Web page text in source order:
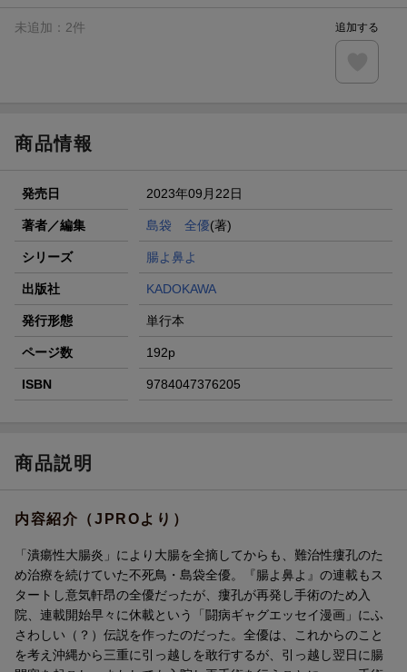
楽天モバイル紹介キャンペーンの拡散で300円OFFクーポン
条件達成で楽天限定・宝塚歌劇 宙組貸切公演ペアチケット
未追加： 2件 追加する
商品情報
発売日 2023年09月22日
著者／編集 島袋 全優(著)
シリーズ 腸よ鼻よ
出版社 KADOKAWA
発行形態 単行本
ページ数 192p
ISBN 9784047376205
商品説明
内容紹介（JPROより）
「潰瘍性大腸炎」により大腸を全摘してからも、難治性瘻孔のた
め治療を続けていた不死鳥・島袋全優。『腸よ鼻よ』の連載もス
タートし意気軒昂の全優だったが、瘻孔が再発し手術のため入
院、連載開始早々に休載という「闘病ギャグエッセイ漫画」にふ
さわしい（？）伝説を作ったのだった。全優は、これからのこと
を考え沖縄から三重に引っ越しを敢行するが、引っ越し翌日に腸